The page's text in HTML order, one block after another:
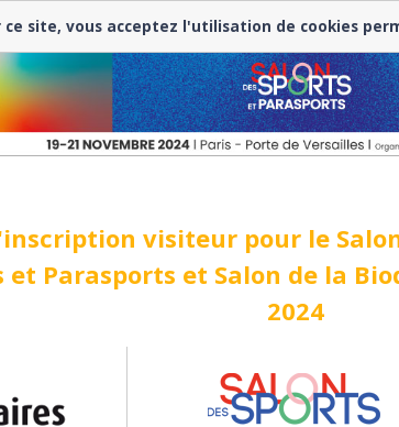
visiteur pour le
et Parasports et Salon de la
2024
site, vous acceptez l'utilisation de cookies